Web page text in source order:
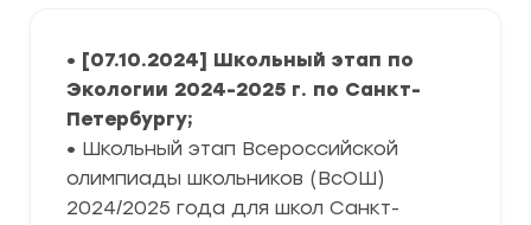
• [07.10.2024] Школьный этап по
Экологии 2024-2025 г. по Санкт-
Петербургу;
• Школьный этап Всероссийской
олимпиады школьников (ВсОШ)
2024/2025 года для школ Санкт-